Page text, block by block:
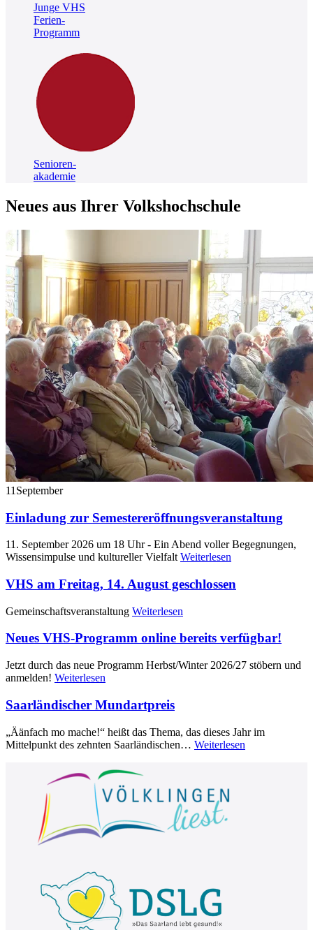
Junge VHS
Ferien-
Programm
Senioren-
akademie
Neues aus Ihrer Volkshochschule
11 September
Einladung zur Semestereröffnungsveranstaltung
11. September 2026 um 18 Uhr - Ein Abend voller Begegnungen,
Wissensimpulse und kultureller Vielfalt Weiterlesen
VHS am Freitag, 14. August geschlossen
Gemeinschaftsveranstaltung Weiterlesen
Neues VHS-Programm online bereits verfügbar!
Jetzt durch das neue Programm Herbst/Winter 2026/27 stöbern und
anmelden! Weiterlesen
Saarländischer Mundartpreis
„Äänfach mo mache!“ heißt das Thema, das dieses Jahr im
Mittelpunkt des zehnten Saarländischen… Weiterlesen